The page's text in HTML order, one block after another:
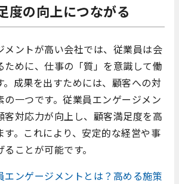
度の向上につながる
メントが高い会社では、従業員は会
ために、仕事の「質」を意識して働
。成果を出すためには、顧客への対
一つです。従業員エンゲージメン
客対応力が向上し、顧客満足度を高
す。これにより、安定的な経営や事
ことが可能です。
エンゲージメントとは？高める施策